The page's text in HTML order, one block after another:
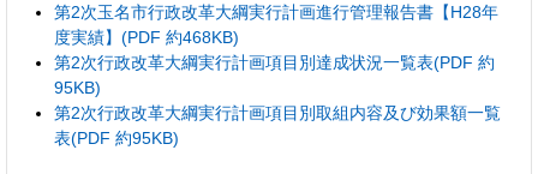
第2次玉名市行政改革大綱実行計画進行管理報告書【H28年
度実績】(PDF 約468KB)
第2次行政改革大綱実行計画項目別達成状況一覧表(PDF 約
95KB)
第2次行政改革大綱実行計画項目別取組内容及び効果額一覧
表(PDF 約95KB)